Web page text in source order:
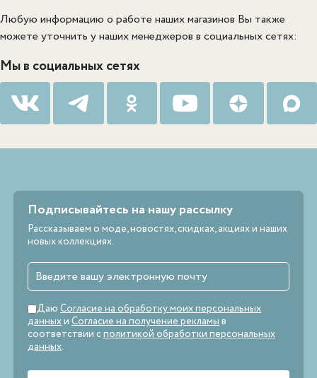
Любую информацию о работе наших магазинов Вы также
можете уточнить у наших менеджеров в социальных сетях:
Мы в социальных сетях
Подписывайтесь на нашу рассылку
Рассказываем о моде, новостях, скидках, акциях и наших
новых коллекциях.
Даю Согласие на обработку моих персональных
данныхи Согласие на получение рекламыв
соответствии сполитикой обработки персональных
данных.